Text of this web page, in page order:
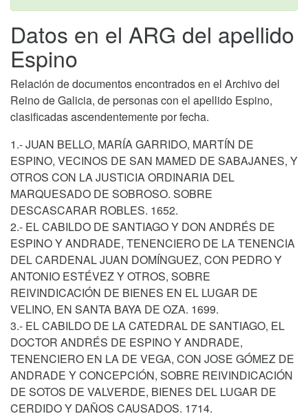
Datos en el ARG del apellido
Espino
Relación de documentos encontrados en el Archivo del
Reino de Galicia, de personas con el apellido Espino,
clasificadas ascendentemente por fecha.
1.- JUAN BELLO, MARÍA GARRIDO, MARTÍN DE
ESPINO, VECINOS DE SAN MAMED DE SABAJANES, Y
OTROS CON LA JUSTICIA ORDINARIA DEL
MARQUESADO DE SOBROSO. SOBRE
DESCASCARAR ROBLES. 1652.
2.- EL CABILDO DE SANTIAGO Y DON ANDRÉS DE
ESPINO Y ANDRADE, TENENCIERO DE LA TENENCIA
DEL CARDENAL JUAN DOMÍNGUEZ, CON PEDRO Y
ANTONIO ESTÉVEZ Y OTROS, SOBRE
REIVINDICACIÓN DE BIENES EN EL LUGAR DE
VELINO, EN SANTA BAYA DE OZA. 1699.
3.- EL CABILDO DE LA CATEDRAL DE SANTIAGO, EL
DOCTOR ANDRÉS DE ESPINO Y ANDRADE,
TENENCIERO EN LA DE VEGA, CON JOSE GÓMEZ DE
ANDRADE Y CONCEPCIÓN, SOBRE REIVINDICACIÓN
DE SOTOS DE VALVERDE, BIENES DEL LUGAR DE
CERDIDO Y DAÑOS CAUSADOS. 1714.